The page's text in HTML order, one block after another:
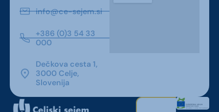
info@ce-sejem.si
+386 (0)3 54 33
000
Dečkova cesta 1,
3000 Celje,
Slovenija